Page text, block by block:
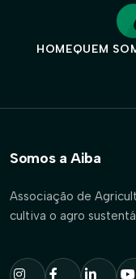
HOMEQUEM
Somos a Aiba
Associação de
cultiva o agro